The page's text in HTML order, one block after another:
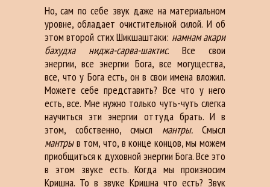
Но, сам по себе звук даже на материальном
уровне, обладает очистительной силой. И об
этом второй стих Шикшаштаки: намнам акари
бахудха ниджа-сарва-шактис. Все свои
энергии, все энергии Бога, все могущества,
все, что у Бога есть, он в свои имена вложил.
Можете себе представить? Все что у него
есть, все. Мне нужно только чуть-чуть слегка
научиться эти энергии оттуда брать. И в
этом, собственно, смысл мантры.Смысл
мантрыв том, что, в конце концов, мы можем
приобщиться к духовной энергии Бога. Все это
в этом звуке есть. Когда мы произносим
Кришна. То в звуке Кришна что есть? Звук